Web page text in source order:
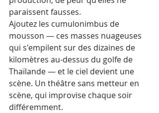
paraissent fausses.
Ajoutez les cumulonimbus de
mousson — ces masses nuageuses
qui s'empilent sur des dizaines de
kilomètres au-dessus du golfe de
Thaïlande — et le ciel devient une
scène. Un théâtre sans metteur en
scène, qui improvise chaque soir
différemment.